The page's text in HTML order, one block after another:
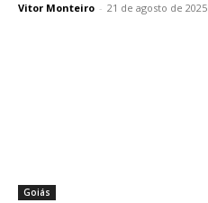
Vitor Monteiro - 21 de agosto de 2025
Goiás